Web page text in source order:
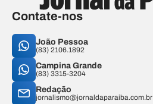
Contate-nos
João Pessoa
(83) 2106.1892
Campina Grande
(83) 3315-3204
Redação
jornalismo@jornaldaparaiba.com.br